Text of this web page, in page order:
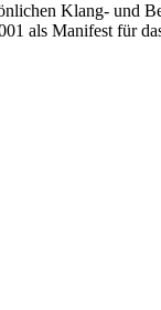
Klang- und
als Manifest für